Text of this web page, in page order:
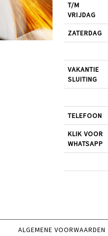
T/M
VRIJDAG
ZATERDAG
VAKANTIE
SLUITING
TELEFOON
KLIK VOOR
WHATSAPP
ALGEMENE VOORWAARDEN